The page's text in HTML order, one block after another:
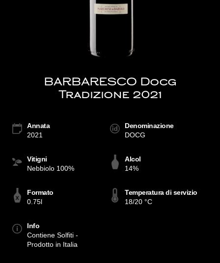
BARBARESCO Docg
Tradizione 2021
Annata
2021
Denominazione
DOCG
Vitigni
Nebbiolo 100%
Alcol
14%
Formato
0.75l
Temperatura di servizio
18/20 °C
Info
Contiene Solfiti -
Prodotto in Italia